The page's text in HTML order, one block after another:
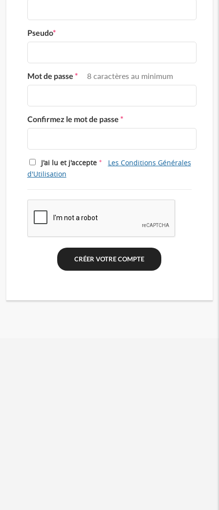
Pseudo*
Mot de passe * 8 caractères au minimum
Confirmez le mot de passe *
J'ai lu et j'accepte *
Les Conditions Générales
d'Utilisation